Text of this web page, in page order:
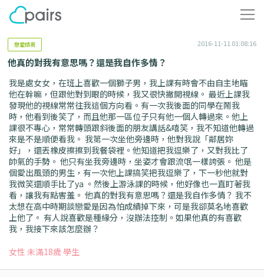
戀愛諮商 2016-11-11 01:08:16
他真的對我有意思嗎？還是我自作多情？
我是處女女，在班上喜歡一個獅子男，我上課有時會不由自主地瞄
他在幹嘛，但跟他對到眼的時候，我又很快撇開視線。 最近上課我
發現他的視線常常往我這個方向看。有一次我後面的同學在鬧我
時，他看到後笑了，而且他那一區位子只有他一個人轉過來。他上
課很不專心，常常轉頭跟斜後面的朋友講話&嘻笑，我不知道他轉過
來是不是順便看我。 我第一次坐他旁邊時，他對我說「鄰居妳
好」，還丟橡皮擦擦到我餐袋裡。他知道把我逗樂了，又對我比了
帥氣的手勢。 他只有坐我旁邊時，坐姿才會跟流氓一樣誇張。 他是
個愛出風頭的男生，有一次他上課搞笑把我逗樂了，下一秒他就對
我微笑還順手比了ya 。然後上游泳課的時候，他好像也一直盯著我
看，讓我有點害羞。 他真的對我有意思嗎？還是我自作多情？ 我不
太想在高中時期談戀愛是因為怕成績掉下來，可是我卻莫名地喜歡
上他了。 有人說喜歡是種緣分，沒辦法控制。如果他真的有喜歡
我，我接下來該怎麼辦？
女性 未滿18歲 學生